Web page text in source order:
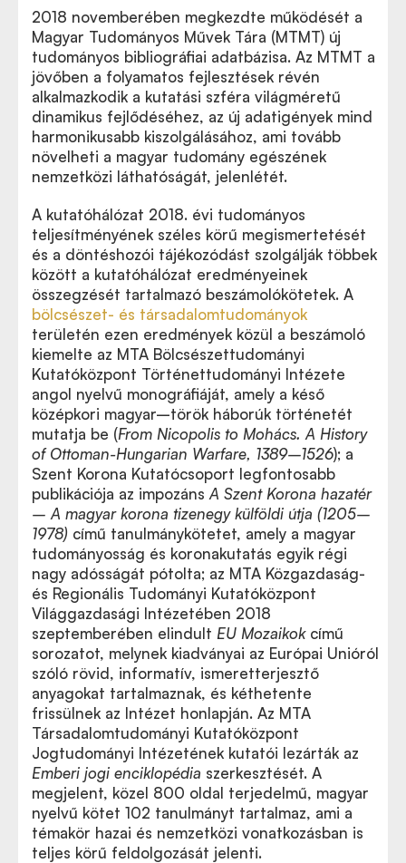
2018 novemberében megkezdte működését a
Magyar Tudományos Művek Tára (MTMT) új
tudományos bibliográfiai adatbázisa. Az MTMT a
jövőben a folyamatos fejlesztések révén
alkalmazkodik a kutatási szféra világméretű
dinamikus fejlődéséhez, az új adatigények mind
harmonikusabb kiszolgálásához, ami tovább
növelheti a magyar tudomány egészének
nemzetközi láthatóságát, jelenlétét.
A kutatóhálózat 2018. évi tudományos
teljesítményének széles körű megismertetését
és a döntéshozói tájékozódást szolgálják többek
között a kutatóhálózat eredményeinek
összegzését tartalmazó beszámolókötetek. A
bölcsészet- és társadalomtudományok
területén ezen eredmények közül a beszámoló
kiemelte az MTA Bölcsészettudományi
Kutatóközpont Történettudományi Intézete
angol nyelvű monográfiáját, amely a késő
középkori magyar–török háborúk történetét
mutatja be (From Nicopolis to Mohács. A History
of Ottoman-Hungarian Warfare, 1389–1526); a
Szent Korona Kutatócsoport legfontosabb
publikációja az impozáns A Szent Korona hazatér
– A magyar korona tizenegy külföldi útja (1205–
1978) című tanulmánykötetet, amely a magyar
tudományosság és koronakutatás egyik régi
nagy adósságát pótolta; az MTA Közgazdaság-
és Regionális Tudományi Kutatóközpont
Világgazdasági Intézetében 2018
szeptemberében elindult EU Mozaikokcímű
sorozatot, melynek kiadványai az Európai Unióról
szóló rövid, informatív, ismeretterjesztő
anyagokat tartalmaznak, és kéthetente
frissülnek az Intézet honlapján. Az MTA
Társadalomtudományi Kutatóközpont
Jogtudományi Intézetének kutatói lezárták az
Emberi jogi enciklopédia szerkesztését. A
megjelent, közel 800 oldal terjedelmű, magyar
nyelvű kötet 102 tanulmányt tartalmaz, ami a
témakör hazai és nemzetközi vonatkozásban is
teljes körű feldolgozását jelenti.